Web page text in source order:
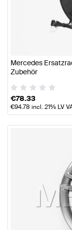
Mercedes
Zubehör
€78.33
€94.78 incl. 21% LV